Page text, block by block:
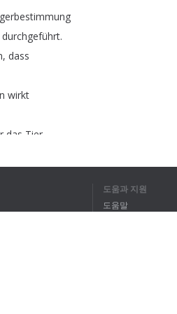
durchgeführt.
, dass
wirkt
das Tier
worden ist.
도움과 지원
도움말